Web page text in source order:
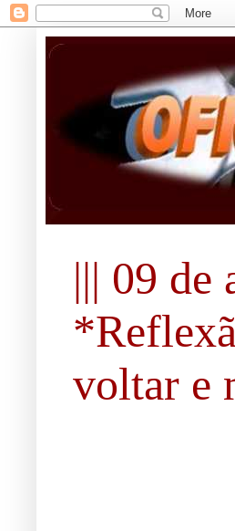
||| 09 de
voltar e